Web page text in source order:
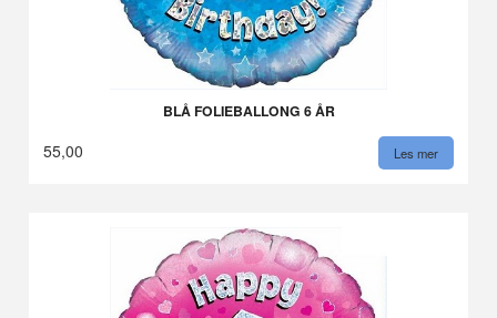
BLÅ FOLIEBALLONG 6 ÅR
55,00 Les mer